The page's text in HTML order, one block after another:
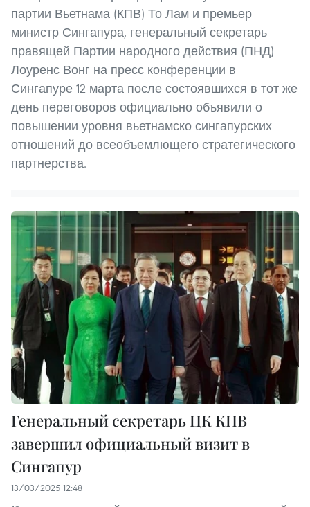
партии Вьетнама (КПВ) То Лам и премьер-
министр Сингапура, генеральный секретарь
правящей Партии народного действия (ПНД)
Лоуренс Вонг на пресс-конференции в
Сингапуре 12 марта после состоявшихся в тот же
день переговоров официально объявили о
повышении уровня вьетнамско-сингапурских
отношений до всеобъемлющего стратегического
партнерства.
Генеральный секретарь ЦК КПВ
завершил официальный визит в
Сингапур
13/03/2025 12:48